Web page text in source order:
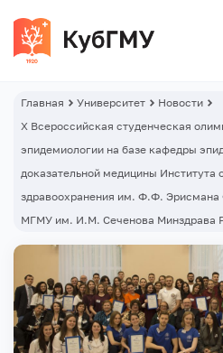
Главная Университет
Новости
Х Всероссийская студенческая
эпидемиологии на базе кафедры
доказательной медицины Института
здравоохранения им. Ф.Ф.
МГМУ им. И.М. Сеченова Минздрава